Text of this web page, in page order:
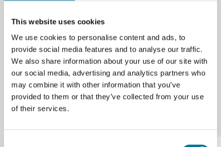
This website uses cookies
We use cookies to personalise content and ads, to
provide social media features and to analyse our traffic.
We also share information about your use of our site with
our social media, advertising and analytics partners who
may combine it with other information that you’ve
provided to them or that they’ve collected from your use
of their services.
Specificaties
Volume (ml) 400 ml